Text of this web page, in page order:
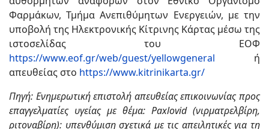
Φαρμάκων, Τμήμα Ανεπιθύμητων Ενεργειών, με την
υποβολή της Ηλεκτρονικής Κίτρινης Κάρτας μέσω της
ιστοσελίδας του ΕΟΦ
https://www.eof.gr/web/guest/yellowgeneral ή
απευθείας στο https://www.kitrinikarta.gr/
Πηγή: Ενημερωτική επιστολή απευθείας επικοινωνίας προς
επαγγελματίες υγείας με θέμα: Paxlovid (νιρματρελβίρη,
ριτοναβίρη): υπενθύμιση σχετικά με τις απειλητικές για τη